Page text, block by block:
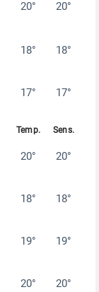
20° 20°
18° 18°
17° 17°
20° 20°
18° 18°
19° 19°
20° 20°